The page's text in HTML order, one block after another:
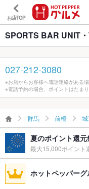
お店TOP
SPORTS BAR
027-212-3080
※お店からお客様へ電話連絡がある
※電話予約の場合、ポイントはたまり
群馬 前橋
夏のポイント還
最大15,000ポイント
ホットペッパー